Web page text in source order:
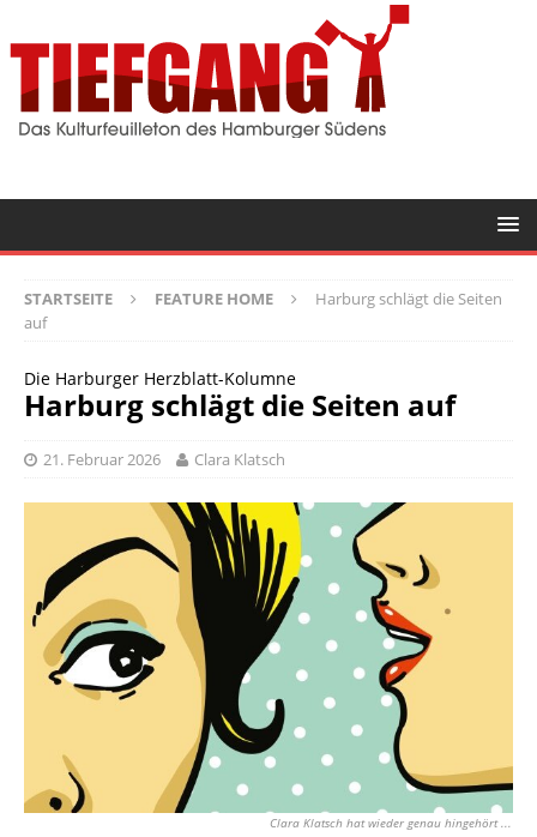
STARTSEITE FEATURE HOME
Harburg schlägt die Seiten
auf
Die Harburger Herzblatt-Kolumne
Harburg schlägt die Seiten auf
21. Februar 2026 Clara Klatsch
Clara Klatsch hat wieder genau hingehört ...